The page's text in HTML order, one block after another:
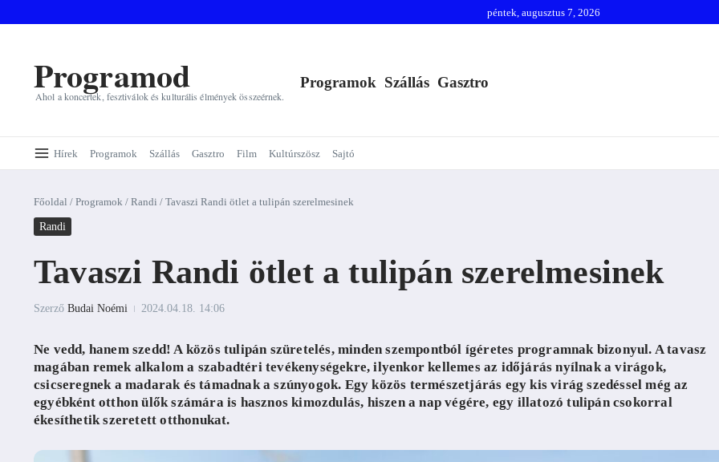
péntek, augusztus 7, 2026
Programod
Ahol a koncertek, fesztiválok és kulturális élmények összeérnek.
Programok Szállás Gasztro
Hírek Programok Szállás Gasztro Film Kultúrszösz Sajtó
Főoldal / Programok / Randi / Tavaszi Randi ötlet a tulipán szerelmesinek
Randi
Tavaszi Randi ötlet a tulipán szerelmesinek
Szerző Budai Noémi 2024.04.18. 14:06
Ne vedd, hanem szedd! A közös tulipán szüretelés, minden szempontból ígéretes programnak bizonyul. A tavasz
magában remek alkalom a szabadtéri tevékenységekre, ilyenkor kellemes az időjárás nyílnak a virágok,
csicseregnek a madarak és támadnak a szúnyogok. Egy közös természetjárás egy kis virág szedéssel még az
egyébként otthon ülők számára is hasznos kimozdulás, hiszen a nap végére, egy illatozó tulipán csokorral
ékesíthetik szeretett otthonukat.